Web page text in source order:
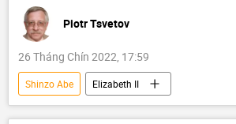
Piotr Tsvetov
26 Tháng Chín 2022, 17:59
Shinzo Abe
Elizabeth II
Quan điểm-Ý kiến
chuyên gia